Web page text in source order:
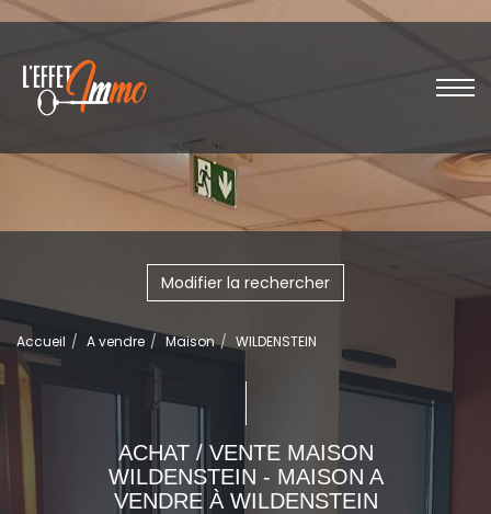
Modifier la rechercher
Accueil A vendre Maison WILDENSTEIN
ACHAT / VENTE MAISON
WILDENSTEIN - MAISON A
VENDRE À WILDENSTEIN